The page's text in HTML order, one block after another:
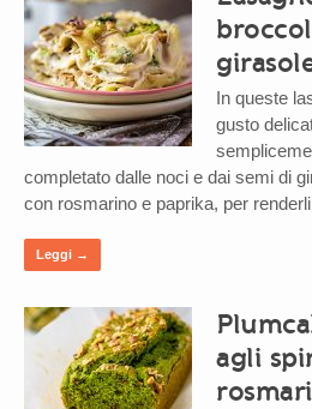
In queste
gusto
completato dalle noci e dai semi di
con rosmarino e paprika, per
Leggi →
agli